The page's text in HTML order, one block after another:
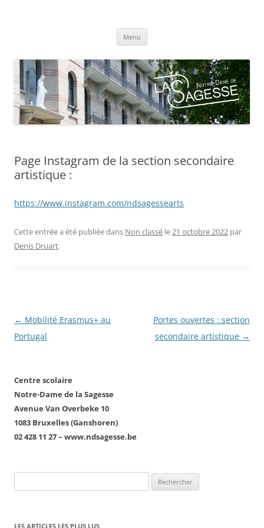
Sagesse
Menu
Page Instagram de la section secondaire
artistique :
https://www.instagram.com/ndsagessearts
Cette entrée a été publiée dans Non classé le21 octobre 2022 par
Denis Druart.
Navigation
des
← Mobilité Erasmus+ au
Portugal
Portes ouvertes : section
secondaire artistique →
Centre scolaire
Notre-Dame de la Sagesse
Avenue Van Overbeke 10
1083 Bruxelles (Ganshoren)
02 428 11 27 – www.ndsagesse.be
LES ARTICLES LES PLUS LUS